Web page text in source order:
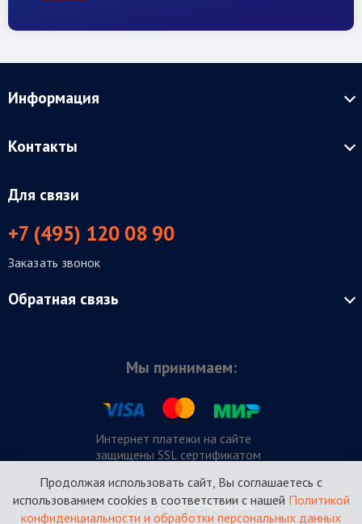
Информация
Контакты
Для связи
+7 (495) 120 08 90
Заказать звонок
Обратная связь
Мы принимаем:
Интернет платежи на сайте
защищены SSL сертификатом
© 2015-2026 Немолоток.
Продолжая использовать сайт, Вы соглашаетесь с
использованием cookies в соответствии с нашей Политикой
конфиденциальности и обработки персональных данных